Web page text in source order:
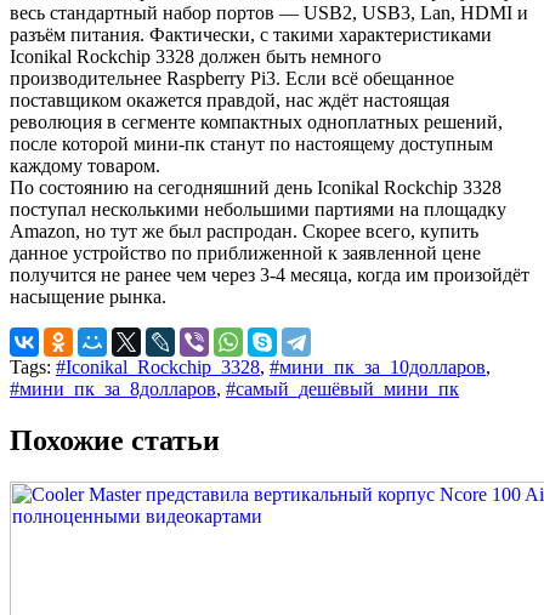
весь стандартный набор портов — USB2, USB3, Lan, HDMI и
разъём питания. Фактически, с такими характеристиками
Iconikal Rockchip 3328 должен быть немного
производительнее Raspberry Pi3. Если всё обещанное
поставщиком окажется правдой, нас ждёт настоящая
революция в сегменте компактных одноплатных решений,
после которой мини-пк станут по настоящему доступным
каждому товаром.
По состоянию на сегодняшний день Iconikal Rockchip 3328
поступал несколькими небольшими партиями на площадку
Amazon, но тут же был распродан. Скорее всего, купить
данное устройство по приближенной к заявленной цене
получится не ранее чем через 3-4 месяца, когда им произойдёт
насыщение рынка.
Tags: #Iconikal_Rockchip_3328, #мини_пк_за_10долларов,
#мини_пк_за_8долларов, #самый_дешёвый_мини_пк
Похожие статьи